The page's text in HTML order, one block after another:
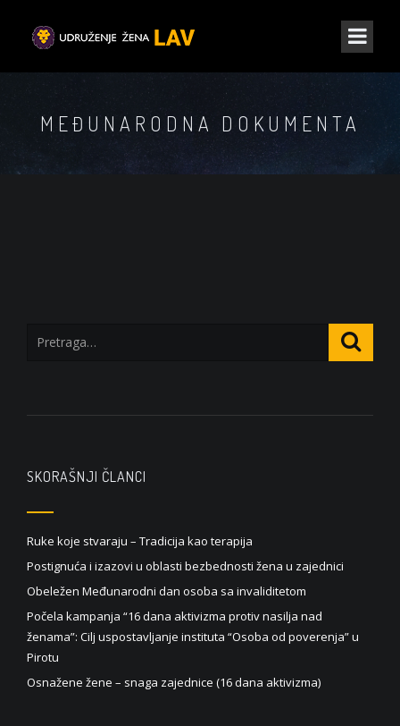
MEĐUNARODNA DOKUMENTA
SKORAŠNJI ČLANCI
Ruke koje stvaraju – Tradicija kao terapija
Postignuća i izazovi u oblasti bezbednosti žena u zajednici
Obeležen Međunarodni dan osoba sa invaliditetom
Počela kampanja “16 dana aktivizma protiv nasilja nad
ženama”: Cilj uspostavljanje instituta “Osoba od poverenja” u
Pirotu
Osnažene žene – snaga zajednice (16 dana aktivizma)